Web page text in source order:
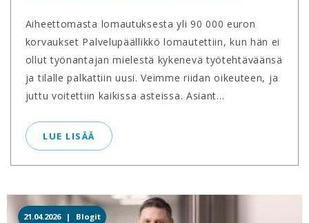
Aiheettomasta lomautuksesta yli 90 000 euron
korvaukset Palvelupäällikkö lomautettiin, kun hän ei
ollut työnantajan mielestä kykenevä työtehtäväänsä
ja tilalle palkattiin uusi. Veimme riidan oikeuteen, ja
juttu voitettiin kaikissa asteissa. Asiant...
LUE LISÄÄ
21.04.2026 | Blogit